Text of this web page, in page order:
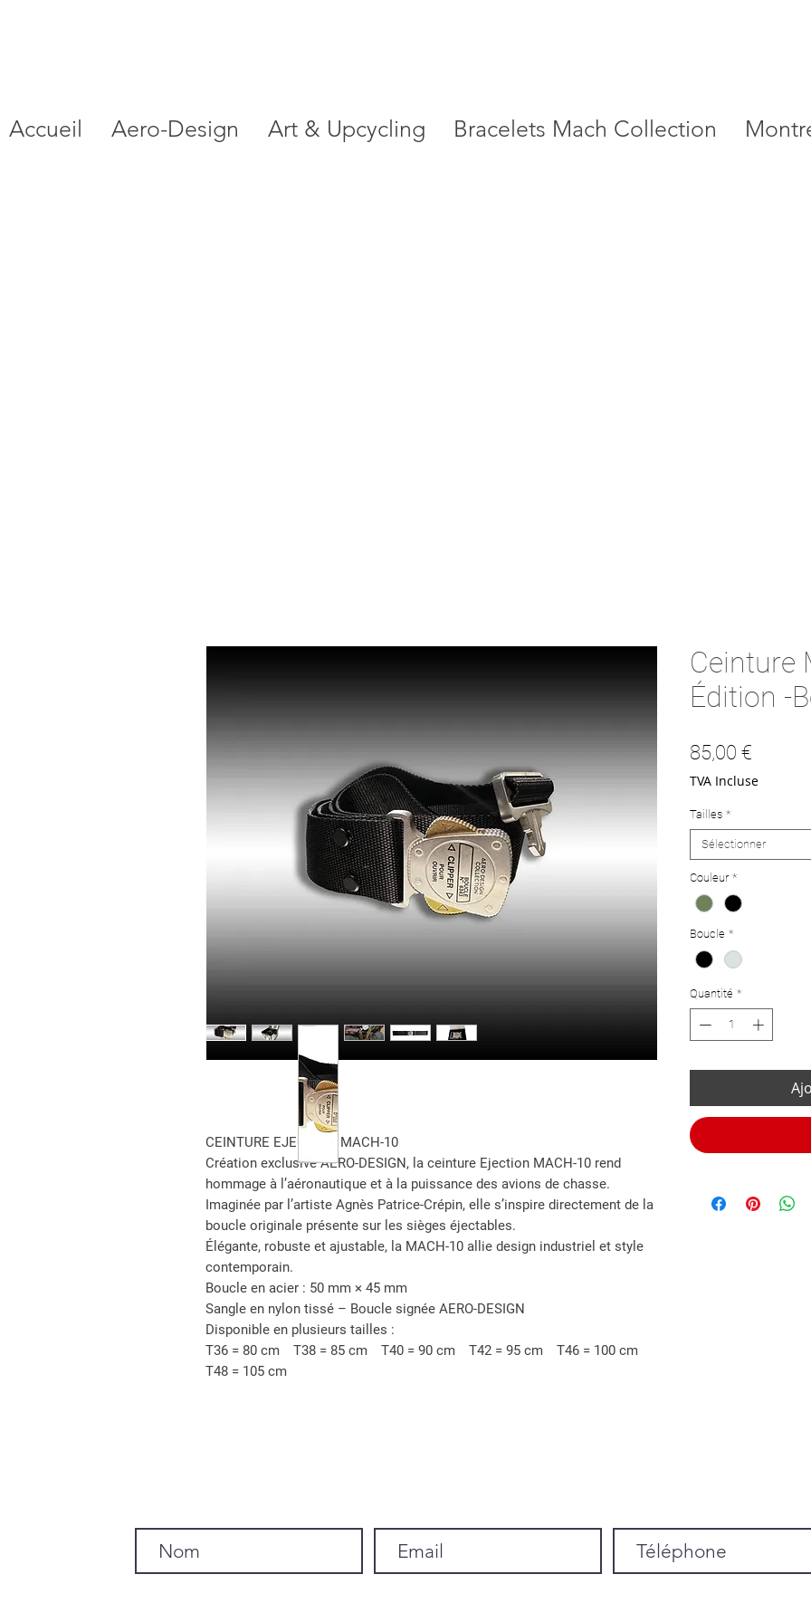
Accueil Aero-Design Art & Upcycling Bracelets Mach Collection
CEINTURE EJECTION MACH-10
Création exclusive AERO-DESIGN, la ceinture Ejection MACH-10 rend
hommage à l’aéronautique et à la puissance des avions de chasse.
Imaginée par l’artiste Agnès Patrice-Crépin, elle s’inspire directement de la
boucle originale présente sur les sièges éjectables.
Élégante, robuste et ajustable, la MACH-10 allie design industriel et style
contemporain.
Boucle en acier : 50 mm × 45 mm
Sangle en nylon tissé – Boucle signée AERO-DESIGN
Disponible en plusieurs tailles :
T36 = 80 cm T38 = 85 cm T40 = 90 cm T42 = 95 cm T46 = 100 cm
T48 = 105 cm
Ceinture
Édition -
85,00 €
TVA Incluse
Tailles *
Sélectionner
Couleur *
Boucle *
Quantité *